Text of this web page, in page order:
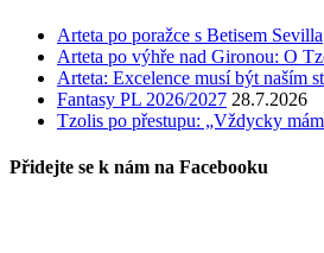
Arteta po poražce s Betisem Sevilla
Arteta po výhře nad Gironou: O
Arteta: Excelence musí být naším
Fantasy PL 2026/2027 28.7.2026
Tzolis po přestupu: „Vždycky
Přidejte se k nám na Facebooku